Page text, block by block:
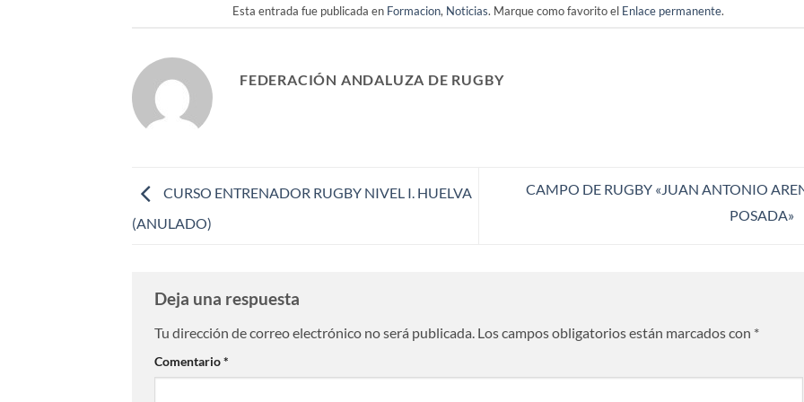
Esta entrada fue publicada en Formacion, Noticias. Marque como favorito el Enlace permanente.
FEDERACIÓN ANDALUZA DE RUGBY
CURSO ENTRENADOR RUGBY NIVEL I. HUELVA
(ANULADO)
CAMPO DE RUGBY «JUAN ANTONIO
POSADA»
Deja una respuesta
Tu dirección de correo electrónico no será publicada. Los campos obligatorios están marcados con *
Comentario*